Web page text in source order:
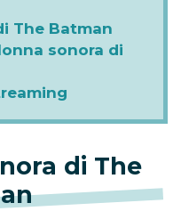
The Batman
sonora di
di The